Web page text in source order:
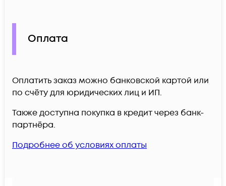
Оплата
Оплатить заказ можно банковской картой или
по счёту для юридических лиц и ИП.
Также доступна покупка в кредит через банк-
партнёра.
Подробнее об условиях оплаты